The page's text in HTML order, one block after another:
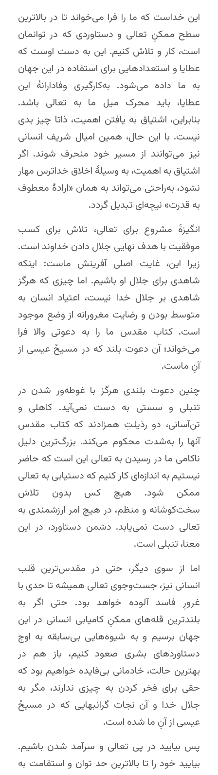
این خداست که ما را فرا می‌خواند تا در بالاترین
سطح ممکنِ تعالی و دستاوردی که در توانمان
است، کار و تلاش کنیم. این به دست اوست که
عطایا و استعدادهایی برای استفاده در این جهان
به ما داده می‌شود. به‌کارگیری وفادارانۀ این
عطایا، باید محرک میل ما به تعالی باشد.
بنابراین، اشتیاق به یافتن اهمیت، ذاتا چیز بدی
نیست. با این حال، همین امیال شریف انسانی
نیز می‌توانند از مسیر خود منحرف شوند. اگر
اشتیاق به اهمیت، به وسیلۀ اخلاق خداترس مهار
نشود، به‌راحتی می‌تواند به همان «ارادهٔ معطوف
به قدرت» نیچه‌ای تبدیل گردد.
انگیزهٔ مشروع برای تعالی، تلاش برای کسب
موفقیت با هدف نهایی جلال دادن خداوند است.
زیرا این، غایت اصلی آفرینش ماست: اینکه
شاهدی برای جلال او باشیم. اما چیزی که هرگز
شاهدی بر جلال خدا نیست، اعتیاد انسان به
متوسط بودن و رضایت مغرورانه از وضع موجود
است. کتاب مقدس ما را به دعوتی والا فرا
می‌خواند؛ آن دعوت بلند که در مسیحْ عیسی از
آنِ ماست.
چنین دعوت بلندی هرگز با غوطه‌ور شدن در
تنبلی و سستی به دست نمی‌آید. کاهلی و
تن‌آسانی، دو رذیلتِ همزادند که کتاب مقدس
آنها را به‌شدت محکوم می‌کند. بزرگ‌ترین دلیل
ناکامی ما در رسیدن به تعالی این است که حاضر
نیستیم به اندازه‌ای کار کنیم که دستیابی به تعالی
ممکن شود. هیچ کس بدون تلاش
سخت‌کوشانه و منظم، در هیچ امر ارزشمندی به
تعالی دست نمی‌یابد. دشمن دستاورد، در این
معنا، تنبلی است.
اما از سوی دیگر، حتی در مقدس‌ترین قلب
انسانی نیز، جست‌وجوی تعالی همیشه تا حدی با
غرورِ فاسد آلوده خواهد بود. حتی اگر به
بلندترین قله‌های ممکنِ کامیابی انسانی در این
جهان برسیم و به شیوه‌هایی بی‌سابقه به اوج
دستاوردهای بشری صعود کنیم، باز هم در
بهترین حالت، خادمانی بی‌فایده خواهیم بود که
حقی برای فخر کردن به چیزی ندارند، مگر به
جلال خدا و آن نجات گرانبهایی که در مسیحْ
عیسی از آنِ ما شده است.
پس بیایید در پی تعالی و سرآمد شدن باشیم.
بیایید خود را تا بالاترین حد توان و استقامت به